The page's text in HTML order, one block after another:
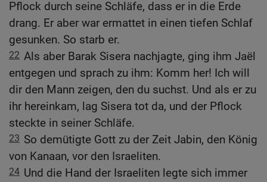
Pflock durch seine Schläfe, dass er in die Erde
drang. Er aber war ermattet in einen tiefen Schlaf
gesunken. So starb er.
22 Als aber Barak Sisera nachjagte, ging ihm Jaël
entgegen und sprach zu ihm: Komm her! Ich will
dir den Mann zeigen, den du suchst. Und als er zu
ihr hereinkam, lag Sisera tot da, und der Pflock
steckte in seiner Schläfe.
23 So demütigte Gott zu der Zeit Jabin, den König
von Kanaan, vor den Israeliten.
24 Und die Hand der Israeliten legte sich immer